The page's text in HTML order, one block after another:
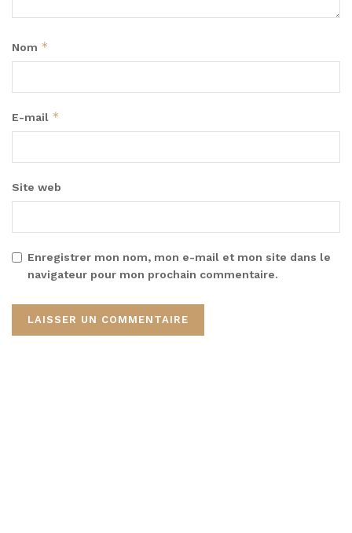
Nom *
E-mail *
Site web
Enregistrer mon nom, mon e-mail et mon site dans le
navigateur pour mon prochain commentaire.